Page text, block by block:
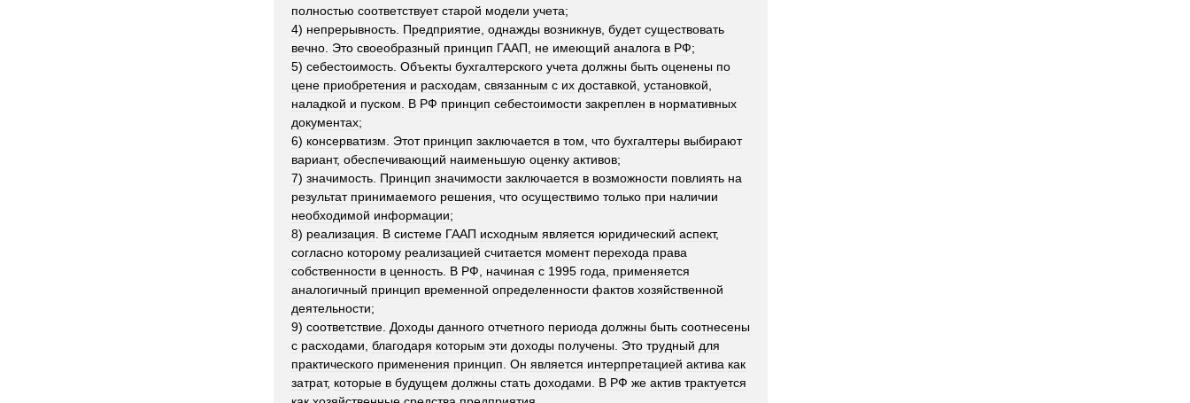
полностью соответствует старой модели учета;
4) непрерывность Предприятие однажды возникнув будет существовать
вечно Это своеобразный принцип ГААП не имеющий аналога в РФ;
5) себестоимость Объекты бухгалтерского учета должны быть оценены по
цене приобретения и расходам связанным с их доставкой установкой
наладкой и пуском В РФ принцип себестоимости закреплен в нормативных
документах;
6) консерватизм Этот принцип заключается в том что бухгалтеры выбирают
вариант, обеспечивающий наименьшую оценку активов;
7) значимость Принцип значимости заключается в возможности повлиять на
результат принимаемого решения что осуществимо только при наличии
необходимой информации;
8) реализация В системе ГААП исходным является юридический аспект,
согласно которому реализацией считается момент перехода права
собственности в ценность В РФ начиная с 1995 года
применяется
аналогичный принцип временной определенности фактов хозяйственной
деятельности;
9) соответствие Доходы данного отчетного периода должны быть соотнесены
с расходами благодаря которым эти доходы получены Это трудный для
практического применения принцип Он является интерпретацией актива как
затрат, которые в будущем должны стать доходами В РФ же актив трактуется